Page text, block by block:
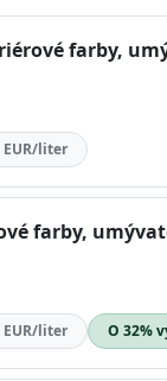
farby,
EUR/liter
farby,
EUR/liter O 32%